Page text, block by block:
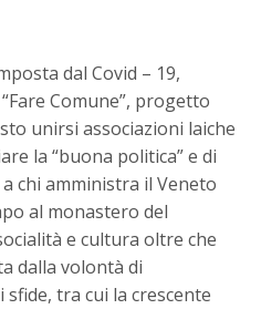
dal Covid – 19,
Comune”, progetto
unirsi associazioni laiche
la “buona politica” e di
chi amministra il Veneto
al monastero del
e cultura oltre che
dalla volontà di
tra cui la crescente